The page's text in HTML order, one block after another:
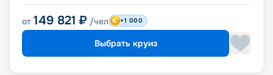
от 149 821 ₽ /чел +1 000
Выбрать круиз